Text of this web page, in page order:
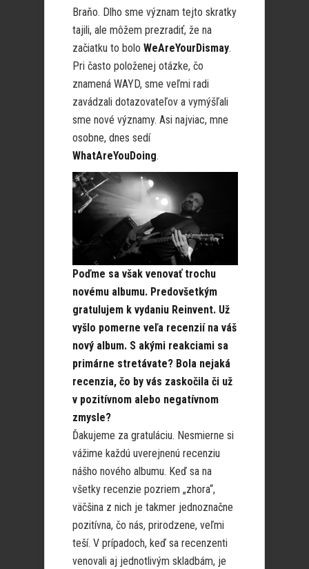
Braňo. Dlho sme význam tejto skratky
tajili, ale môžem prezradiť, že na
začiatku to bolo WeAreYourDismay.
Pri často položenej otázke, čo
znamená WAYD, sme veľmi radi
zavádzali dotazovateľov a vymýšľali
sme nové významy. Asi najviac, mne
osobne, dnes sedí
WhatAreYouDoing.
Poďme sa však venovať trochu
novému albumu. Predovšetkým
gratulujem k vydaniu Reinvent. Už
vyšlo pomerne veľa recenzií na váš
nový album. S akými reakciami sa
primárne stretávate? Bola nejaká
recenzia, čo by vás zaskočila či už
v pozitívnom alebo negatívnom
zmysle?
Ďakujeme za gratuláciu. Nesmierne si
vážime každú uverejnenú recenziu
nášho nového albumu. Keď sa na
všetky recenzie pozriem „zhora“,
väčšina z nich je takmer jednoznačne
pozitívna, čo nás, prirodzene, veľmi
teší. V prípadoch, keď sa recenzenti
venovali aj jednotlivým skladbám, je